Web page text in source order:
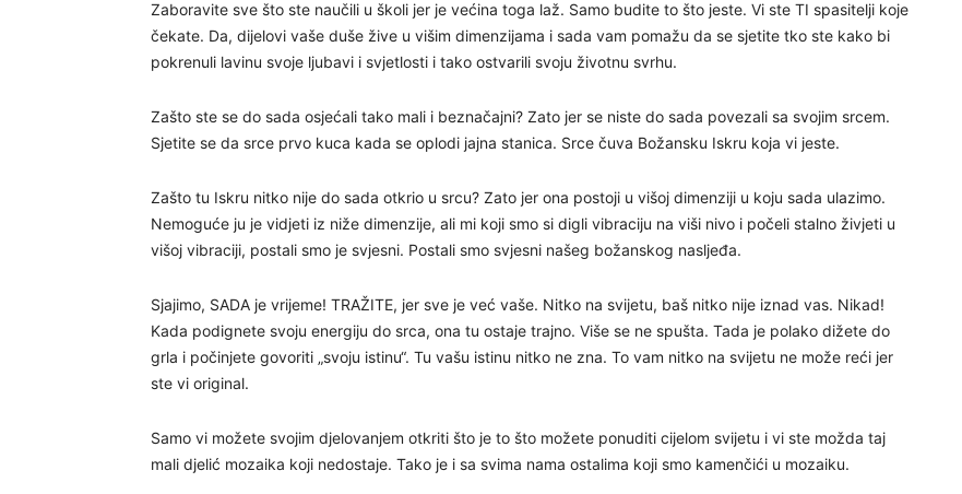
Zaboravite sve što ste naučili u školi jer je većina toga laž. Samo budite to što jeste. Vi ste TI spasitelji koje
čekate. Da, dijelovi vaše duše žive u višim dimenzijama i sada vam pomažu da se sjetite tko ste kako bi
pokrenuli lavinu svoje ljubavi i svjetlosti i tako ostvarili svoju životnu svrhu.
Zašto ste se do sada osjećali tako mali i beznačajni? Zato jer se niste do sada povezali sa svojim srcem.
Sjetite se da srce prvo kuca kada se oplodi jajna stanica. Srce čuva Božansku Iskru koja vi jeste.
Zašto tu Iskru nitko nije do sada otkrio u srcu? Zato jer ona postoji u višoj dimenziji u koju sada ulazimo.
Nemoguće ju je vidjeti iz niže dimenzije, ali mi koji smo si digli vibraciju na viši nivo i počeli stalno živjeti u
višoj vibraciji, postali smo je svjesni. Postali smo svjesni našeg božanskog nasljeđa.
Sjajimo, SADA je vrijeme! TRAŽITE, jer sve je već vaše. Nitko na svijetu, baš nitko nije iznad vas. Nikad!
Kada podignete svoju energiju do srca, ona tu ostaje trajno. Više se ne spušta. Tada je polako dižete do
grla i počinjete govoriti „svoju istinu“. Tu vašu istinu nitko ne zna. To vam nitko na svijetu ne može reći jer
ste vi original.
Samo vi možete svojim djelovanjem otkriti što je to što možete ponuditi cijelom svijetu i vi ste možda taj
mali djelić mozaika koji nedostaje. Tako je i sa svima nama ostalima koji smo kamenčići u mozaiku.